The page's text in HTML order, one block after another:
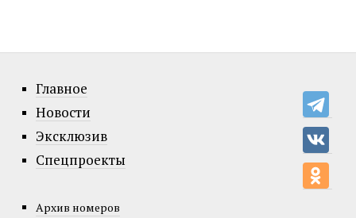
Главное
Новости
Эксклюзив
Спецпроекты
Архив номеров